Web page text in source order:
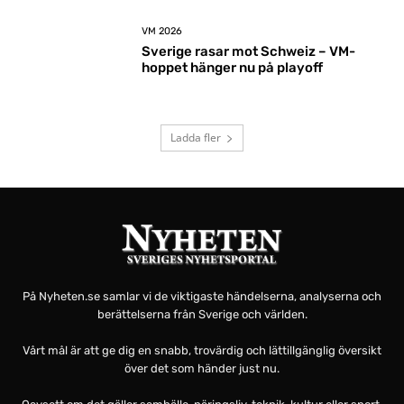
VM 2026
Sverige rasar mot Schweiz – VM-
hoppet hänger nu på playoff
Ladda fler
På Nyheten.se samlar vi de viktigaste händelserna, analyserna och
berättelserna från Sverige och världen.
Vårt mål är att ge dig en snabb, trovärdig och lättillgänglig översikt
över det som händer just nu.